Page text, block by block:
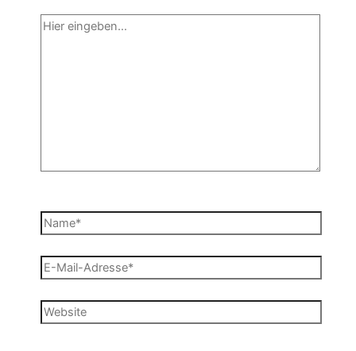
Hier
Name*
E-
Adresse*
Website